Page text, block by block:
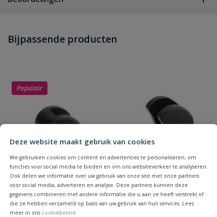
Deze website maakt gebruik van cookies
We gebruiken cookies om content en advertenties te personaliseren, om
functies voor social media te bieden en om ons websiteverkeer te analyseren.
Ook delen we informatie over uw gebruik van onze site met onze partners
voor social media, adverteren en analyse. Deze partners kunnen deze
gegevens combineren met andere informatie die u aan ze heeft verstrekt of
die ze hebben verzameld op basis van uw gebruik van hun services. Lees
meer in ons cookiebeleid
dit product?
Schrijf zelf een beoordeling
Uw waardering:
Naam
Samenvatting
Bijpassende producten
Populair